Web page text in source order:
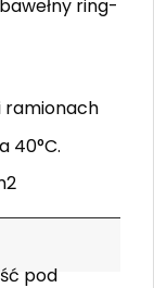
ring-
ramionach
40°C.
pod